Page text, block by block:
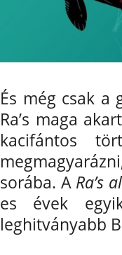
És még csak a
Ra’s maga
kacifántos
sorába. ARa’s
es évek
leghitványabb